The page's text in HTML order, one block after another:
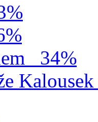
34%
Kalousek